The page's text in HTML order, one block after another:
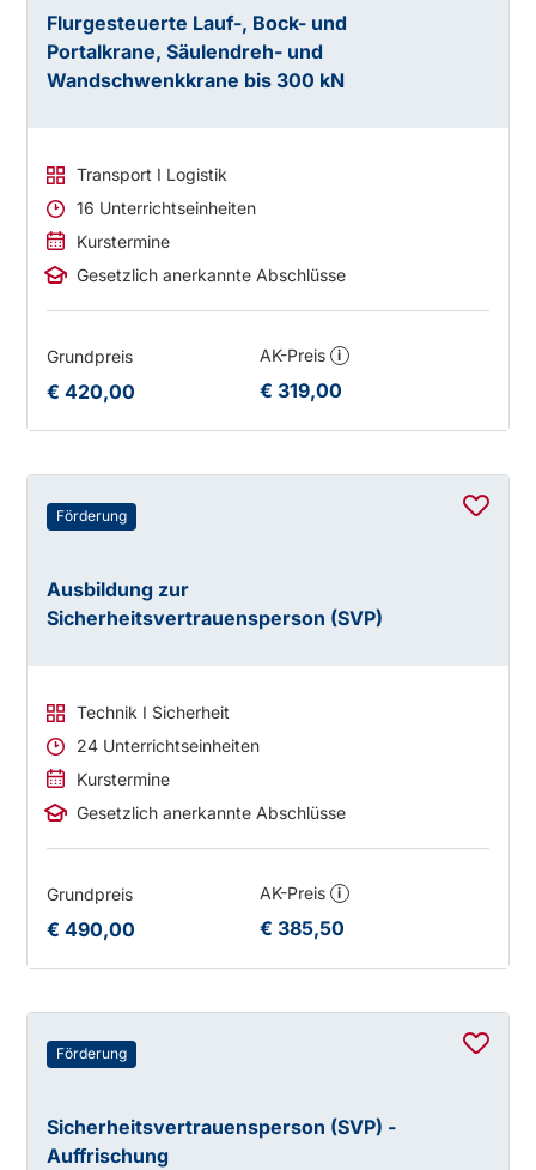
Flurgesteuerte Lauf-, Bock- und
Portalkrane, Säulendreh- und
Wandschwenkkrane bis 300 kN
Transport I Logistik
16 Unterrichtseinheiten
Kurstermine
Gesetzlich anerkannte Abschlüsse
Grundpreis
€ 420,00
AK-Preis i
€ 319,00
Förderung
Ausbildung zur
Sicherheitsvertrauensperson (SVP)
Technik I Sicherheit
24 Unterrichtseinheiten
Kurstermine
Gesetzlich anerkannte Abschlüsse
Grundpreis
€ 490,00
AK-Preis i
€ 385,50
Förderung
Sicherheitsvertrauensperson (SVP) -
Auffrischung